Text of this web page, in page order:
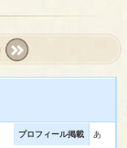
プロフィール掲載 あ